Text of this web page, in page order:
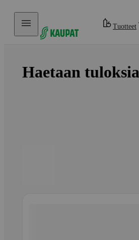
Hyppää sisältöön
Tuotteet
Haetaan